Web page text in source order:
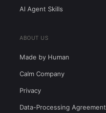
AI Agent Skills
ABOUT US
Made by Human
Calm Company
Privacy
Data-Processing Agreement